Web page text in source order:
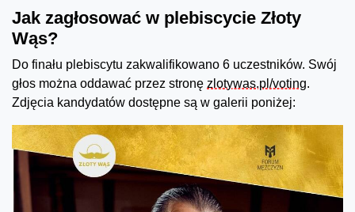
Jak zagłosować w plebiscycie Złoty
Wąs?
Do finału plebiscytu zakwalifikowano 6 uczestników. Swój
głos można oddawać przez stronę zlotywas.pl/voting.
Zdjęcia kandydatów dostępne są w galerii poniżej: